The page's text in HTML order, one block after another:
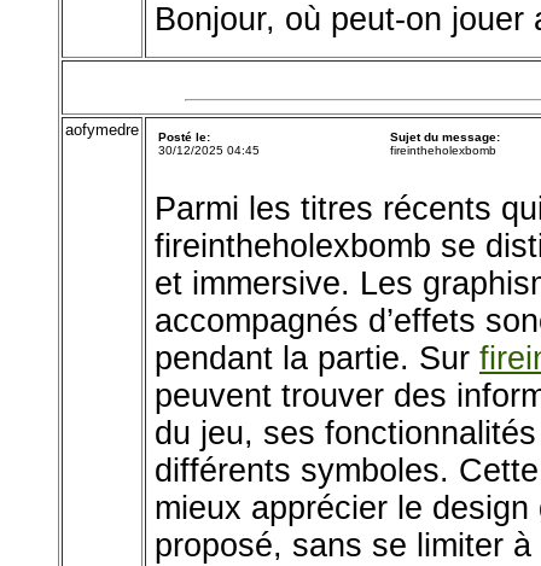
Bonjour, où peut-on
aofymedre
Posté le:
30/12/2025 04:45
Sujet du message:
fireintheholexbomb
Parmi les titres récents
fireintheholexbomb se
et immersive. Les
accompagnés d’effets
pendant la partie. Sur
peuvent trouver des
du jeu, ses
différents symboles.
mieux apprécier le
proposé, sans se limiter